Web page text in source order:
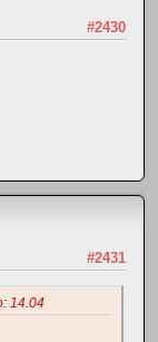
#2430
#2431
14.04